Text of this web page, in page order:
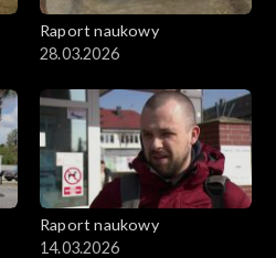
Raport naukowy
28.03.2026
Raport naukowy
14.03.2026